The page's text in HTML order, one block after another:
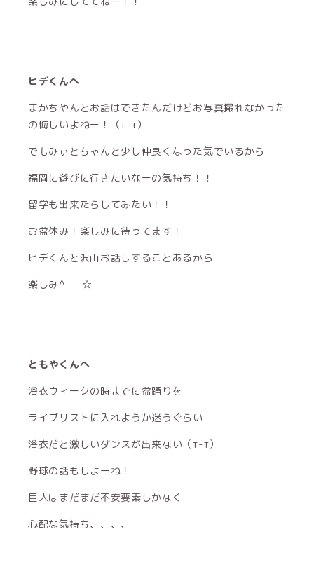
ヒデくんへ
まかちやんとお話はできたんだけどお写真撮れなかった
の悔しいよねー！（т-т）
でもみぃとちゃんと少し仲良くなった気でいるから
福岡に遊びに行きたいなーの気持ち！！
留学も出来たらしてみたい！！
お盆休み！楽しみに待ってます！
ヒデくんと沢山お話しすることあるから
楽しみ^_− ☆
ともやくんへ
浴衣ウィークの時までに盆踊りを
ライブリストに入れようか迷うぐらい
浴衣だと激しいダンスが出来ない（т-т）
野球の話もしよーね！
巨人はまだまだ不安要素しかなく
心配な気持ち、、、、